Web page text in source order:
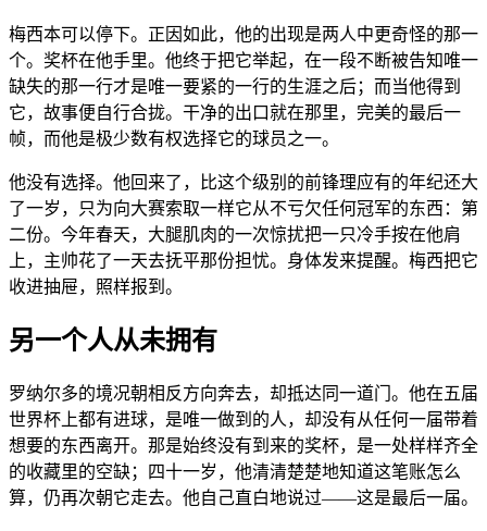
梅西本可以停下。正因如此，他的出现是两人中更奇怪的那一
个。奖杯在他手里。他终于把它举起，在一段不断被告知唯一
缺失的那一行才是唯一要紧的一行的生涯之后；而当他得到
它，故事便自行合拢。干净的出口就在那里，完美的最后一
帧，而他是极少数有权选择它的球员之一。
他没有选择。他回来了，比这个级别的前锋理应有的年纪还大
了一岁，只为向大赛索取一样它从不亏欠任何冠军的东西：第
二份。今年春天，大腿肌肉的一次惊扰把一只冷手按在他肩
上，主帅花了一天去抚平那份担忧。身体发来提醒。梅西把它
收进抽屉，照样报到。
另一个人从未拥有
罗纳尔多的境况朝相反方向奔去，却抵达同一道门。他在五届
世界杯上都有进球，是唯一做到的人，却没有从任何一届带着
想要的东西离开。那是始终没有到来的奖杯，是一处样样齐全
的收藏里的空缺；四十一岁，他清清楚楚地知道这笔账怎么
算，仍再次朝它走去。他自己直白地说过——这是最后一届。